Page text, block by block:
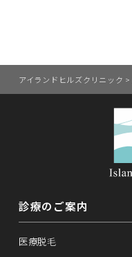
アイランドヒルズクリニック >
診療のご案内
医療脱毛